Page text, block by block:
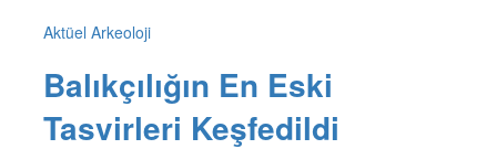
Aktüel Arkeoloji
Balıkçılığın En Eski
Tasvirleri Keşfedildi